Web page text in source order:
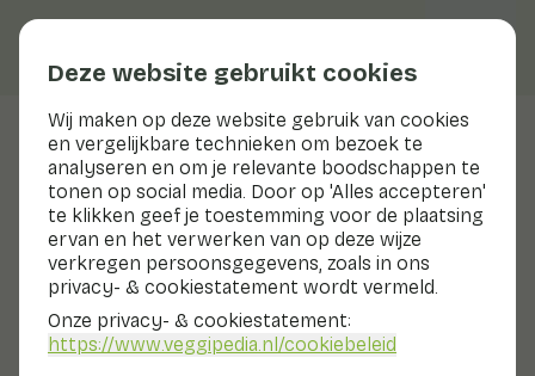
Deze website gebruikt cookies
Wij maken op deze website gebruik van cookies
en vergelijkbare technieken om bezoek te
analyseren en om je relevante boodschappen te
tonen op social media. Door op 'Alles accepteren'
te klikken geef je toestemming voor de plaatsing
ervan en het verwerken van op deze wijze
verkregen persoonsgegevens, zoals in ons
privacy- & cookiestatement wordt vermeld.
Onze privacy- & cookiestatement:
https://www.veggipedia.nl/cookiebeleid
Veggiblogs
Witte wonderen in de keuken
28 maart 2024
Vandaag is het Witte Donderdag en wat is er nu
toepasselijker dan een eerbetoon te brengen aan de
kleur wit in onze creaties? Van verfrissende salades tot